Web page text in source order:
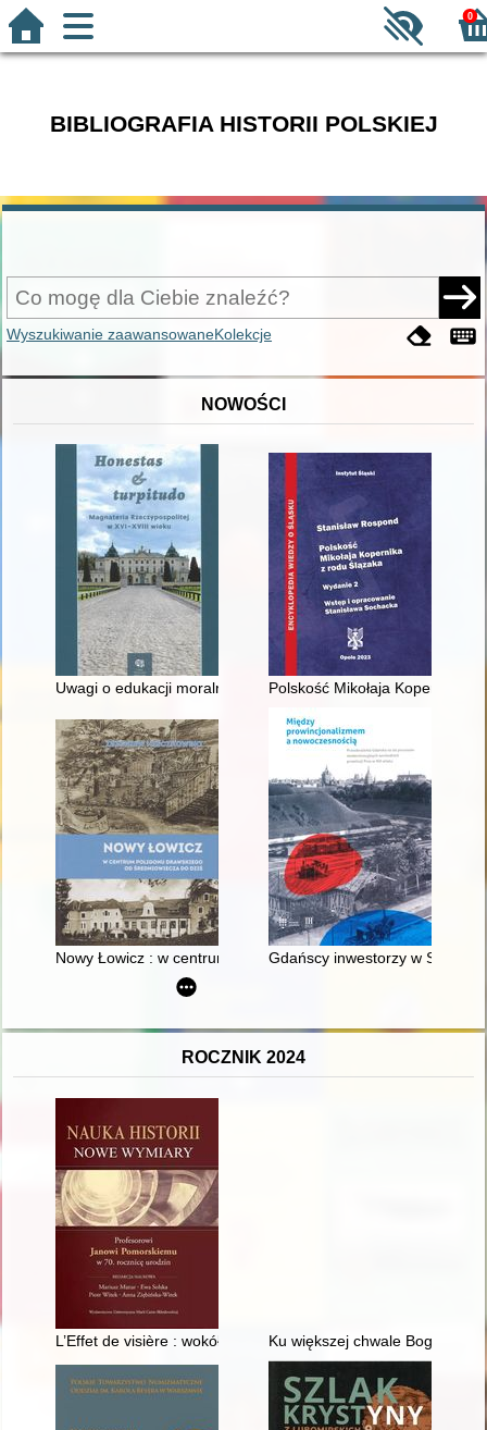
0
BIBLIOGRAFIA HISTORII POLSKIEJ
Wyszukiwanie zaawansowaneKolekcje
NOWOŚCI
Uwagi o edukacji moralnej synów szlacheckich w XVI-
Polskość Mikołaja Kopernika z
Nowy Łowicz : w centrum poligonu drawskiego od
Gdańscy inwestorzy w
ROCZNIK 2024
L’Effet de visière : wokół egzorcyzmu historiograficznego, po
Ku większej chwale Boga : w